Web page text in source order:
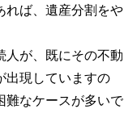
れば、遺産分割をや
人が、既にその不動
出現していますの
難なケースが多いで